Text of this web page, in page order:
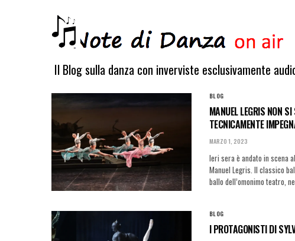
Il Blog sulla danza con inverviste esclusivamente
BLOG
MANUEL LEGRIS NON
TECNICAMENTE
MARZO 1, 2023
Ieri sera è andato in scena
Manuel Legris. Il classico
ballo dell’omonimo teatro,
BLOG
I PROTAGONISTI DI